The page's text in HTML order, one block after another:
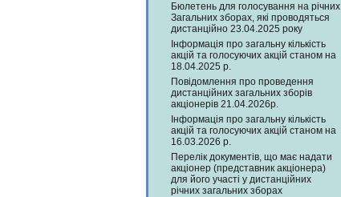
Бюлетень для голосування на річних
Загальних зборах, які проводяться
дистанційно 23.04.2025 року
Інформація про загальну кількість
акцій та голосуючих акцій станом на
18.04.2025 р.
Повідомлення про проведення
дистанційних загальних зборів
акціонерів 21.04.2026р.
Інформація про загальну кількість
акцій та голосуючих акцій станом на
16.03.2026 р.
Перелік документів, що має надати
акціонер (представник акціонера)
для його участі у дистанційних
річних загальних зборах